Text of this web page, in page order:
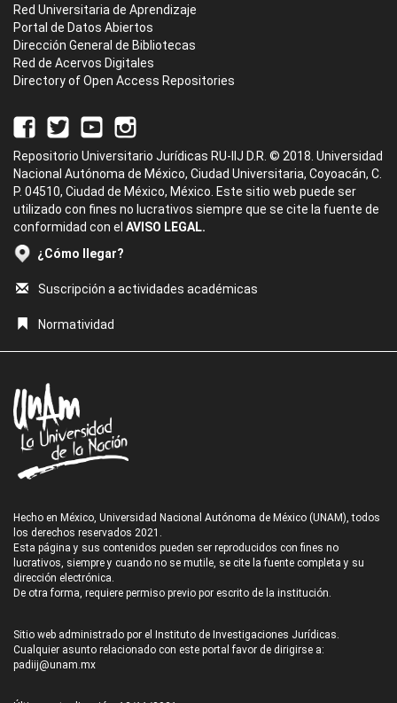
Red Universitaria de Aprendizaje
Portal de Datos Abiertos
Dirección General de Bibliotecas
Red de Acervos Digitales
Directory of Open Access Repositories
Repositorio Universitario Jurídicas RU-IIJ D.R. © 2018. Universidad
Nacional Autónoma de México, Ciudad Universitaria, Coyoacán, C.
P. 04510, Ciudad de México, México. Este sitio web puede ser
utilizado con fines no lucrativos siempre que se cite la fuente de
conformidad con el AVISO LEGAL.
¿Cómo llegar?
Suscripción a actividades académicas
Normatividad
Hecho en México, Universidad Nacional Autónoma de México (UNAM), todos
los derechos reservados 2021.
Esta página y sus contenidos pueden ser reproducidos con fines no
lucrativos, siempre y cuando no se mutile, se cite la fuente completa y su
dirección electrónica.
De otra forma, requiere permiso previo por escrito de la institución.
Sitio web administrado por el Instituto de Investigaciones Jurídicas.
Cualquier asunto relacionado con este portal favor de dirigirse a:
padiij@unam.mx